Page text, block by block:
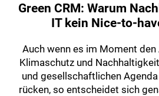
Green CRM: Warum
IT kein Nice-to-
Auch wenn es im Moment den
Klimaschutz und
und gesellschaftlichen
rücken, so entscheidet sich